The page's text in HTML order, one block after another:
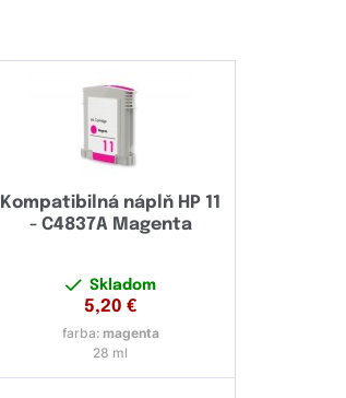
Kompatibilná náplň HP 11
- C4837A Magenta
Skladom
5,20 €
farba: magenta
28 ml